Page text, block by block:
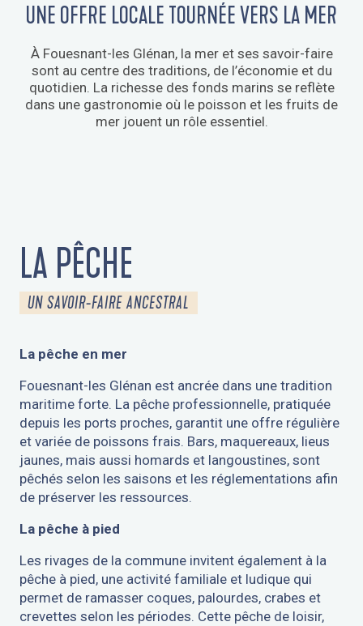
UNE OFFRE LOCALE TOURNÉE VERS LA MER
À Fouesnant-les Glénan, la mer et ses savoir-faire
sont au centre des traditions, de l’économie et du
quotidien. La richesse des fonds marins se reflète
dans une gastronomie où le poisson et les fruits de
mer jouent un rôle essentiel.
LA PÊCHE
UN SAVOIR-FAIRE ANCESTRAL
La pêche en mer
Fouesnant-les Glénan est ancrée dans une tradition
maritime forte. La pêche professionnelle, pratiquée
depuis les ports proches, garantit une offre régulière
et variée de poissons frais. Bars, maquereaux, lieus
jaunes, mais aussi homards et langoustines, sont
pêchés selon les saisons et les réglementations afin
de préserver les ressources.
La pêche à pied
Les rivages de la commune invitent également à la
pêche à pied, une activité familiale et ludique qui
permet de ramasser coques, palourdes, crabes et
crevettes selon les périodes. Cette pêche de loisir,